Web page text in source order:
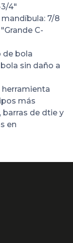
4"
7/8
C-
de bola
sin daño a
herramienta
más
de dtie y
en